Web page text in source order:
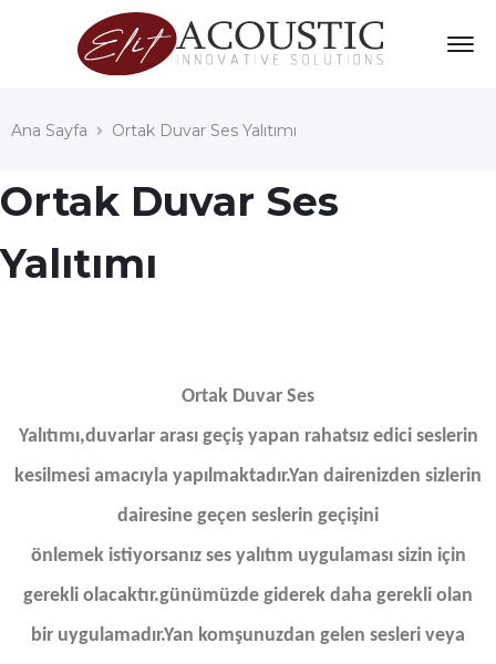
Ana Sayfa Ortak Duvar Ses Yalıtımı
Ortak Duvar Ses
Yalıtımı
Ortak Duvar Ses
Yalıtımı,duvarlar arası geçiş yapan rahatsız edici seslerin
kesilmesi amacıyla yapılmaktadır.Yan dairenizden sizlerin
dairesine geçen seslerin geçişini
önlemek istiyorsanız ses yalıtım uygulaması sizin için
gerekli olacaktır.günümüzde giderek daha gerekli olan
bir uygulamadır.Yan komşunuzdan gelen sesleri veya